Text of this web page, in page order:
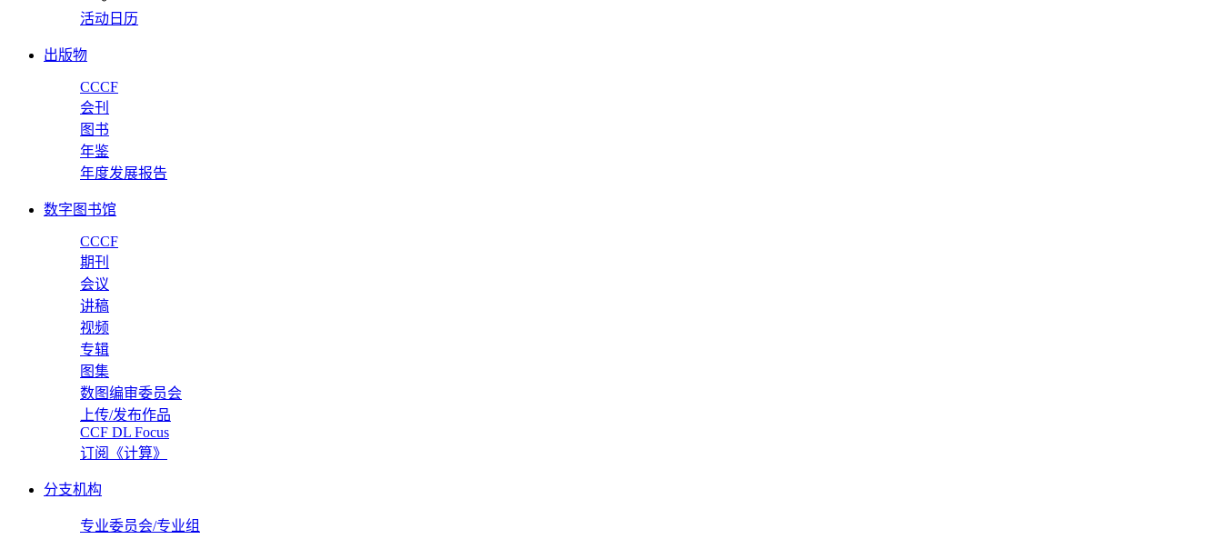
活动日历
出版物
CCCF
会刊
图书
年鉴
年度发展报告
数字图书馆
CCCF
期刊
会议
讲稿
视频
专辑
图集
数图编审委员会
上传/发布作品
CCF DL Focus
订阅《计算》
分支机构
专业委员会/专业组